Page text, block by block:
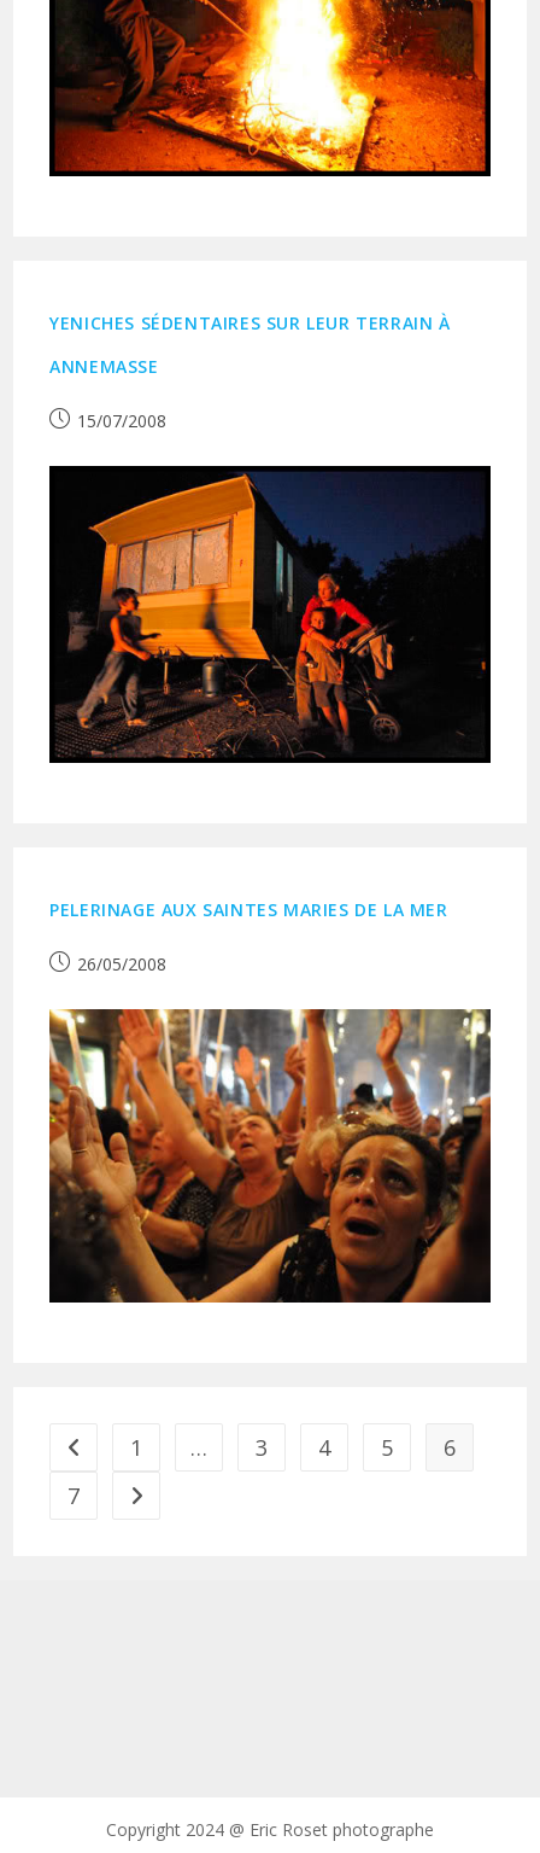
YENICHES SÉDENTAIRES SUR LEUR TERRAIN À
ANNEMASSE
Publication
15/07/2008
PELERINAGE AUX SAINTES MARIES DE LA MER
Publication
26/05/2008
Go to the previous page
1 … 3 4 5
6
7
Aller à la page suivante
Copyright 2024 @ Eric Roset photographe